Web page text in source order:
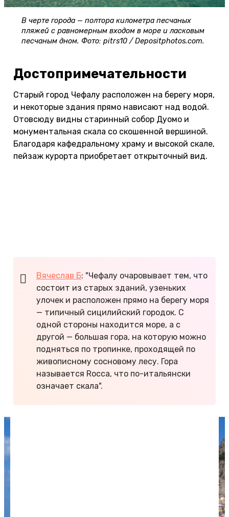
В черте города — полтора километра песчаных
пляжей с равномерным входом в море и ласковым
песчаным дном. Фото: pitrs10 / Depositphotos.com.
Достопримечательности
Старый город Чефалу расположен на берегу моря,
и некоторые здания прямо нависают над водой.
Отовсюду видны старинный собор Дуомо и
монументальная скала со скошенной вершиной.
Благодаря кафедральному храму и высокой скале,
пейзаж курорта приобретает открыточный вид.
Вячеслав Б: "Чефалу очаровывает тем, что
состоит из старых зданий, узеньких
улочек и расположен прямо на берегу моря
— типичный сицилийский городок. С
одной стороны находится море, а с
другой — большая гора, на которую можно
подняться по тропинке, проходящей по
живописному сосновому лесу. Гора
называется Rocca, что по-итальянски
означает скала".